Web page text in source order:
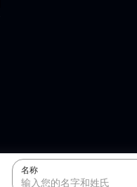
名称